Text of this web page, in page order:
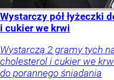
Wystarczy pół łyżeczki
i cukier we krwi
Wystarczą 2 gramy tych
cholesterol i cukier we
do porannego śniadania